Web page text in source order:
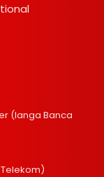
(langa Banca